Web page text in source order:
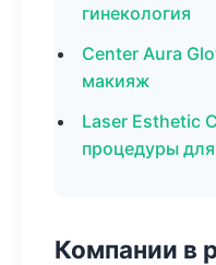
гинекология
Center Aura
макияж
Laser Esthetic
процедуры
Компании в